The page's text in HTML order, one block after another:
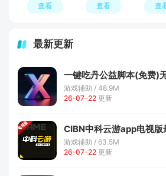
查看 查看 查
最新更新
一键吃丹公益脚本(免费)
游戏辅助 / 48.9M
26-07-22 更新
CIBN中科云游app电视版
游戏辅助 / 63.5M
26-07-22 更新